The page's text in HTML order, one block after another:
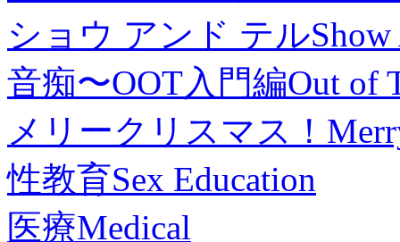
ショウ アンド テル
音痴〜OOT入門編Out of
メリークリスマス！
性教育Sex Education
医療Medical